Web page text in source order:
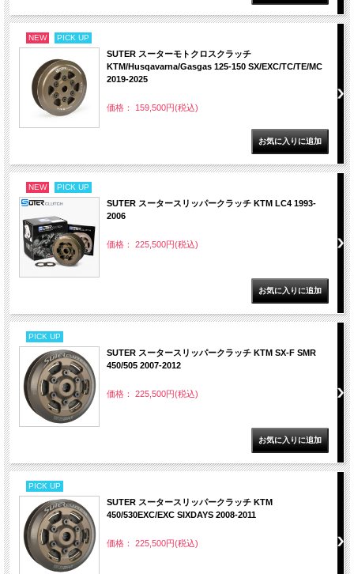
NEW PICK UP
SUTER スーターモトクロスクラッチ
KTM/Husqavarna/Gasgas 125-150 SX/EXC/TC/TE/MC
2019-2025
価格： 159,500円(税込)
NEW PICK UP
SUTER スータースリッパークラッチ KTM LC4 1993-
2006
価格： 225,500円(税込)
PICK UP
SUTER スータースリッパークラッチ KTM SX-F SMR
450/505 2007-2012
価格： 225,500円(税込)
PICK UP
SUTER スータースリッパークラッチ KTM
450/530EXC/EXC SIXDAYS 2008-2011
価格： 225,500円(税込)